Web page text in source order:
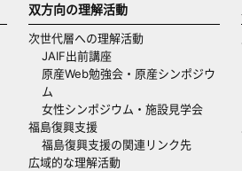
双方向の理解活動
次世代層への理解活動
JAIF出前講座
原産Web勉強会・原産シンポジウ
ム
女性シンポジウム・施設見学会
福島復興支援
福島復興支援の関連リンク先
広域的な理解活動